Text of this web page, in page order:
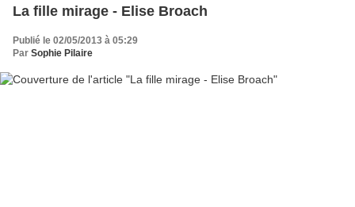
La fille mirage - Elise Broach
Publié le 02/05/2013 à 05:29
Par Sophie Pilaire